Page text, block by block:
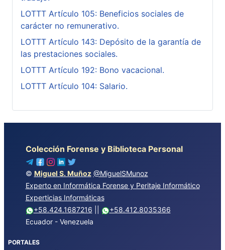
LOTTT Artículo 105: Beneficios sociales de
carácter no remunerativo.
LOTTT Artículo 143: Depósito de la garantía de
las prestaciones sociales.
LOTTT Artículo 192: Bono vacacional.
LOTTT Artículo 104: Salario.
Colección Forense y Biblioteca Personal
© Miguel S. Muñoz @MiguelSMunoz
Experto en Informática Forense y Peritaje Informático
Experticias Informáticas
+58.424.1687216
+58.412.8035366
Ecuador - Venezuela
PORTALES